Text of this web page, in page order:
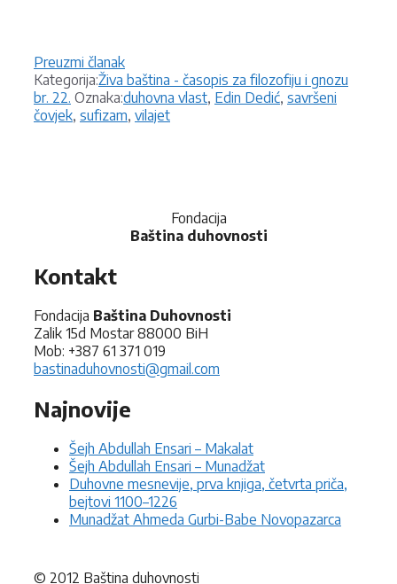
Preuzmi članak
Kategorija:Kategorije
Živa baština - časopis za filozofiju i gnozu
br. 22. Oznaka:Oznake
duhovna vlast, Edin Dedić, savršeni
čovjek, sufizam, vilajet
Fondacija
Baština duhovnosti
Kontakt
Fondacija Baština Duhovnosti
Zalik 15d Mostar 88000 BiH
Mob: +387 61 371 019
bastinaduhovnosti@gmail.com
Najnovije
Šejh Abdullah Ensari – Makalat
Šejh Abdullah Ensari – Munadžat
Duhovne mesnevije, prva knjiga, četvrta priča,
bejtovi 1100–1226
Munadžat Ahmeda Gurbi-Babe Novopazarca
© 2012 Baština duhovnosti